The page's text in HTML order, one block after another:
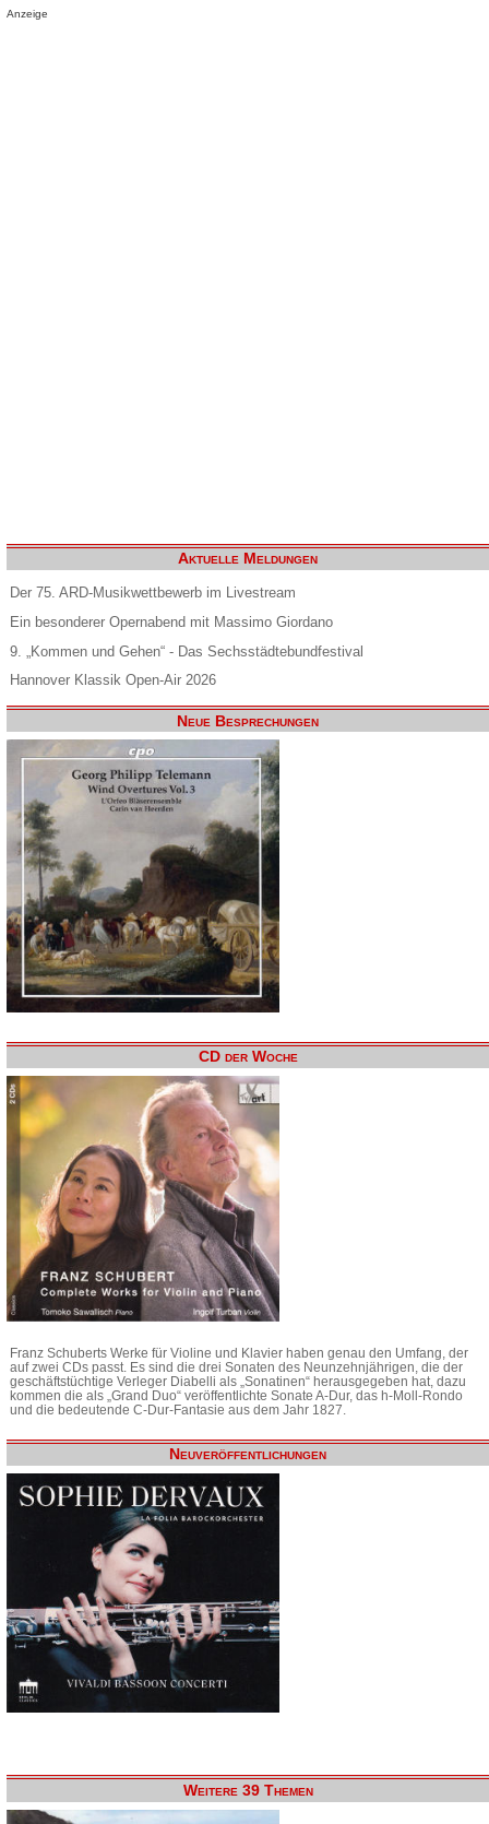
Anzeige
Aktuelle Meldungen
Der 75. ARD-Musikwettbewerb im Livestream
Ein besonderer Opernabend mit Massimo Giordano
9. „Kommen und Gehen“ - Das Sechsstädtebundfestival
Hannover Klassik Open-Air 2026
Neue Besprechungen
CD der Woche
Franz Schuberts Werke für Violine und Klavier haben genau den Umfang, der
auf zwei CDs passt. Es sind die drei Sonaten des Neunzehnjährigen, die der
geschäftstüchtige Verleger Diabelli als „Sonatinen“ herausgegeben hat, dazu
kommen die als „Grand Duo“ veröffentlichte Sonate A-Dur, das h-Moll-Rondo
und die bedeutende C-Dur-Fantasie aus dem Jahr 1827.
Neuveröffentlichungen
Weitere 39 Themen